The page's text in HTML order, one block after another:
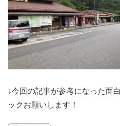
↓今回の記事が参考になった面
ックお願いします！